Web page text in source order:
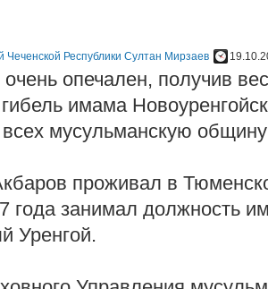
Чеченской Республики Султан Мирзаев
опечален, получив
гибель имама
мусульманскую
проживал в
года занимал должность
Уренгой.